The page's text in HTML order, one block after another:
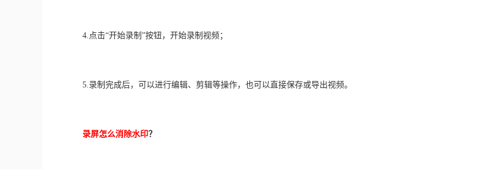
4.点击“开始录制”按钮，开始录制视频；
5.录制完成后，可以进行编辑、剪辑等操作，也可以直接保存或导出视频。
录屏怎么消除水印？